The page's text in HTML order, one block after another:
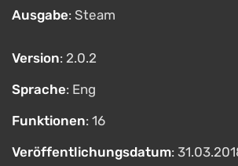
Ausgabe: Steam
Version: 2.0.2
Sprache: Eng
Funktionen: 16
Veröffentlichungsdatum: